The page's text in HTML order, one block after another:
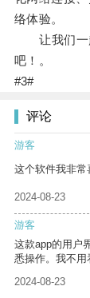
络体验。
让我们一
吧！。
#3#
评论
游客
这个软件我非常
2024-08-23
游客
这款app的用户
悉操作。我不用
2024-08-23